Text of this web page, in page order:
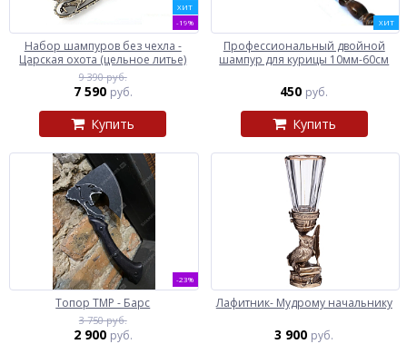
ХИТ
-19%
Набор шампуров без чехла -
Царская охота (цельное литье)
9 390 руб.
7 590 руб.
Купить
ХИТ
Профессиональный двойной
шампур для курицы 10мм-60см
450 руб.
Купить
-23%
Топор ТМР - Барс
3 750 руб.
2 900 руб.
Лафитник- Мудрому начальнику
3 900 руб.